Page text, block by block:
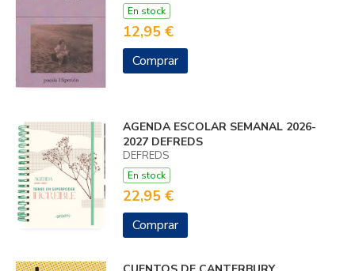
En stock
12,95 €
Comprar
AGENDA ESCOLAR SEMANAL 2026-
2027 DEFREDS
DEFREDS
En stock
22,95 €
Comprar